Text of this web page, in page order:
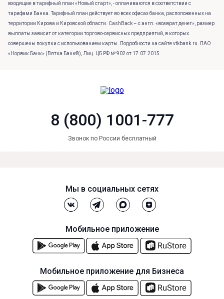
входящие в тарифный план «Новый старт», - оплачиваются в соответствии с
тарифами Банка. Тарифный план действует во всех офисах банка, расположенных на
территории Кирова и Кировской области. CashBack – с англ. «возврат денег», размер
выплаты зависит от категории торгово-сервисных предприятий, в которых
совершены покупки с использованием карты. Подробности на сайте vtkbank.ru. ПАО
«Норвик Банк» (Вятка Банк®), Лиц. ЦБ РФ № 902 от 17.07.2015.
8 (800) 1001-777
Звонок по России бесплатный
Мы в социальных сетях
Мобильное приложение
Мобильное приложение для Бизнеса